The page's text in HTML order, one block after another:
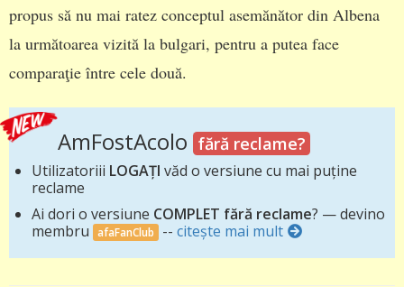
propus să nu mai ratez conceptul asemănător din Albena
la următoarea vizită la bulgari, pentru a putea face
comparaţie între cele două.
AmFostAcolo fără reclame?
Utilizatoriii LOGAȚI văd o versiune cu mai puține
reclame
Ai dori o versiune COMPLET fără reclame? — devino
membru afaFanClub -- citește mai mult